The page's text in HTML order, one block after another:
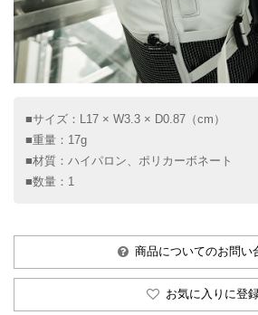
■サイズ：L17 × W3.3 × D0.87（cm）
■重量：17g
■材質：ハイパロン、ポリカーボネート
■数量：1
商品についてのお問い
お気に入りに登